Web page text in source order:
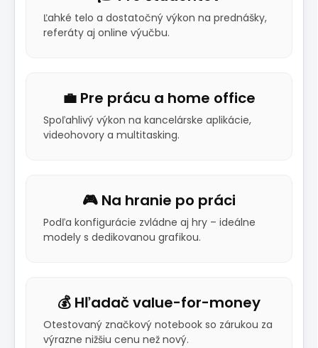
Ľahké telo a dostatočný výkon na prednášky,
referáty aj online výučbu.
💼 Pre prácu a home office
Spoľahlivý výkon na kancelárske aplikácie,
videohovory a multitasking.
🎮 Na hranie po práci
Podľa konfigurácie zvládne aj hry – ideálne
modely s dedikovanou grafikou.
💰 Hľadač value-for-money
Otestovaný značkový notebook so zárukou za
výrazne nižšiu cenu než nový.